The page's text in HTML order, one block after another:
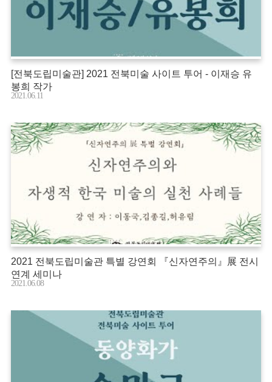
[전북도립미술관] 2021 전북미술 사이트 투어 - 이재승 유
봉희 작가
2021.06.11
2021 전북도립미술관 특별 강연회 『신자연주의』展 전시
연계 세미나
2021.06.08